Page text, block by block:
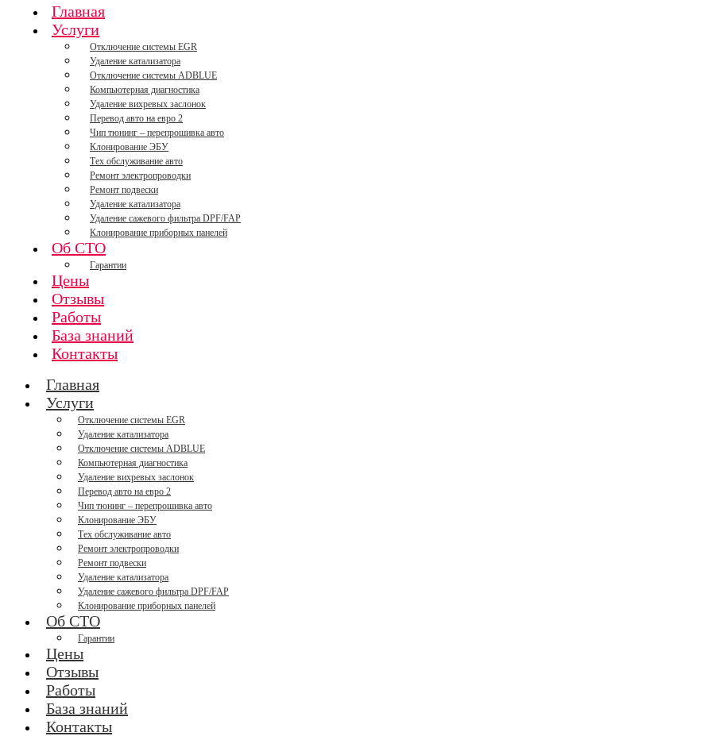
Главная
Услуги
Отключение системы EGR
Удаление катализатора
Отключение системы ADBLUE
Компьютерная диагностика
Удаление вихревых заслонок
Перевод авто на евро 2
Чип тюнинг – перепрошивка авто
Клонирование ЭБУ
Тех обслуживание авто
Ремонт электропроводки
Ремонт подвески
Удаление катализатора
Удаление сажевого фильтра DPF/FAP
Клонирование приборных панелей
Об СТО
Гарантии
Цены
Отзывы
Работы
База знаний
Контакты
Главная
Услуги
Отключение системы EGR
Удаление катализатора
Отключение системы ADBLUE
Компьютерная диагностика
Удаление вихревых заслонок
Перевод авто на евро 2
Чип тюнинг – перепрошивка авто
Клонирование ЭБУ
Тех обслуживание авто
Ремонт электропроводки
Ремонт подвески
Удаление катализатора
Удаление сажевого фильтра DPF/FAP
Клонирование приборных панелей
Об СТО
Гарантии
Цены
Отзывы
Работы
База знаний
Контакты